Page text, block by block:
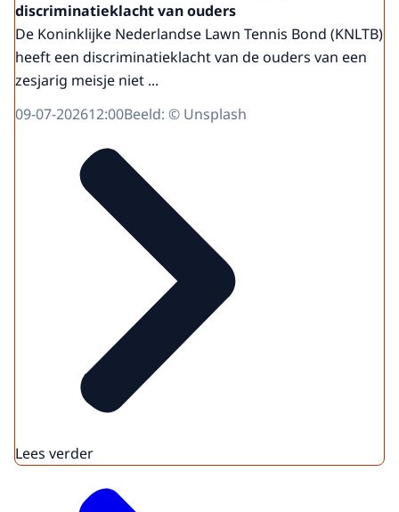
discriminatieklacht van ouders
De Koninklijke Nederlandse Lawn Tennis Bond (KNLTB)
heeft een discriminatieklacht van de ouders van een
zesjarig meisje niet ...
09-07-202612:00Beeld: © Unsplash
Lees verder